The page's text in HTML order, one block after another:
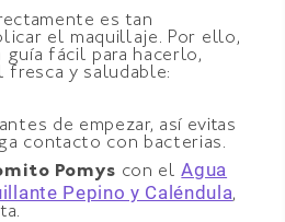
es tan
el maquillaje. Por ello,
fácil para hacerlo,
fresca y saludable:
antes de empezar, así evitas
contacto con bacterias.
Pomys con elAgua
Pepino y Caléndula,